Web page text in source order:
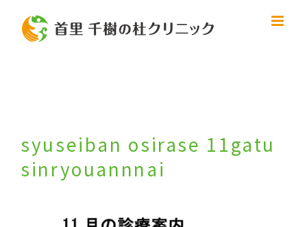
content
syuseiban osirase 11gatu
sinryouannnai